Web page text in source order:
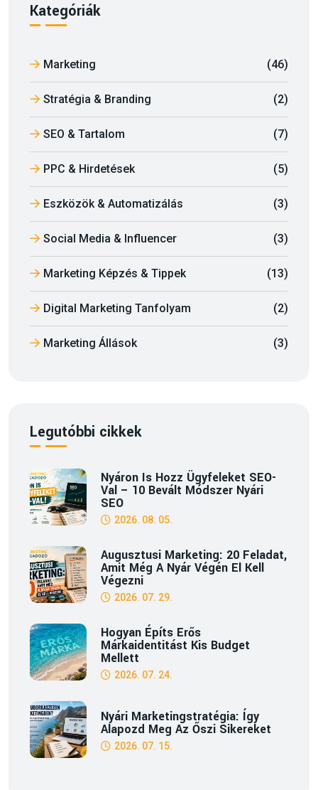
Kategóriák
Marketing (46)
Stratégia & Branding (2)
SEO & Tartalom (7)
PPC & Hirdetések (5)
Eszközök & Automatizálás (3)
Social Media & Influencer (3)
Marketing Képzés & Tippek (13)
Digital Marketing Tanfolyam (2)
Marketing Állások (3)
Legutóbbi cikkek
Nyáron Is Hozz Ügyfeleket SEO-
Val – 10 Bevált Módszer Nyári
SEO
2026. 08. 05.
Augusztusi Marketing: 20 Feladat,
Amit Még A Nyár Végén El Kell
Végezni
2026. 07. 29.
Hogyan Építs Erős
Márkaidentitást Kis Budget
Mellett
2026. 07. 24.
Nyári Marketingstratégia: Így
Alapozd Meg Az Őszi Sikereket
2026. 07. 15.